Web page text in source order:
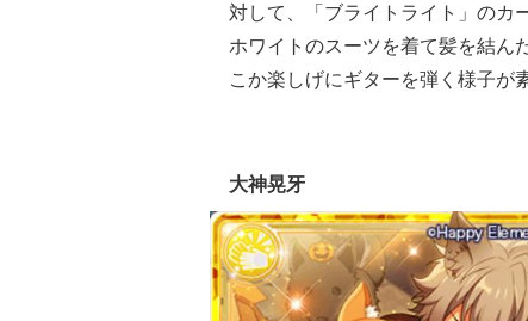
対して、「ブライトライト」のカ
ホワイトのスーツを着て髪を結ん
こか楽しげにギターを弾く様子が
大神晃牙